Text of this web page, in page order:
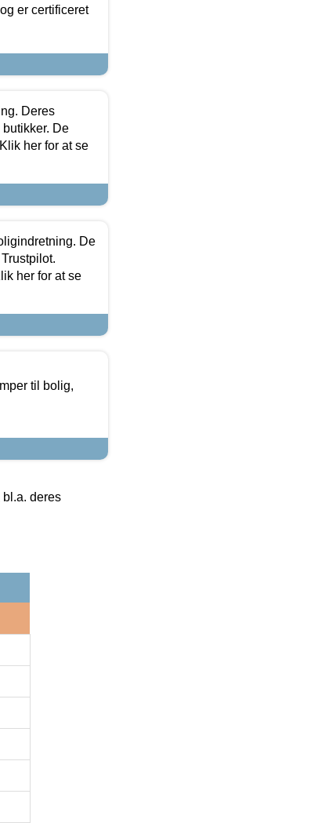
er certificeret
Deres
De
her for at se
De
her for at se
til bolig,
deres